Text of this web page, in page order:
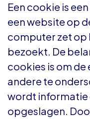
Een cookie is
een website op
computer zet op
bezoekt. De
cookies is om de
andere te
wordt informatie
opgeslagen.